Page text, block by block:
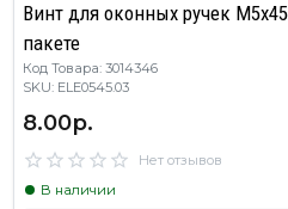
Винт для оконных ручек
пакете
Код Товара: 3014346
SKU: ELE0545.03
8.00р.
Нет отзывов
В наличии